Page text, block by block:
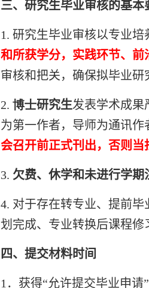
三、研究生毕业审核的基本
1. 研究生毕业审核以专业培
和所获学分，实践环节、
审核和把关，确保拟毕业研
2. 博士研究生发表学术成果
为第一作者，导师为通讯
会召开前正式刊出，否则当
3. 欠费、休学和未进行学期
4. 对于存在转专业、提前
划完成、专业转换后课程修
四、提交材料时间
1 ．获得“允许提交毕业申请